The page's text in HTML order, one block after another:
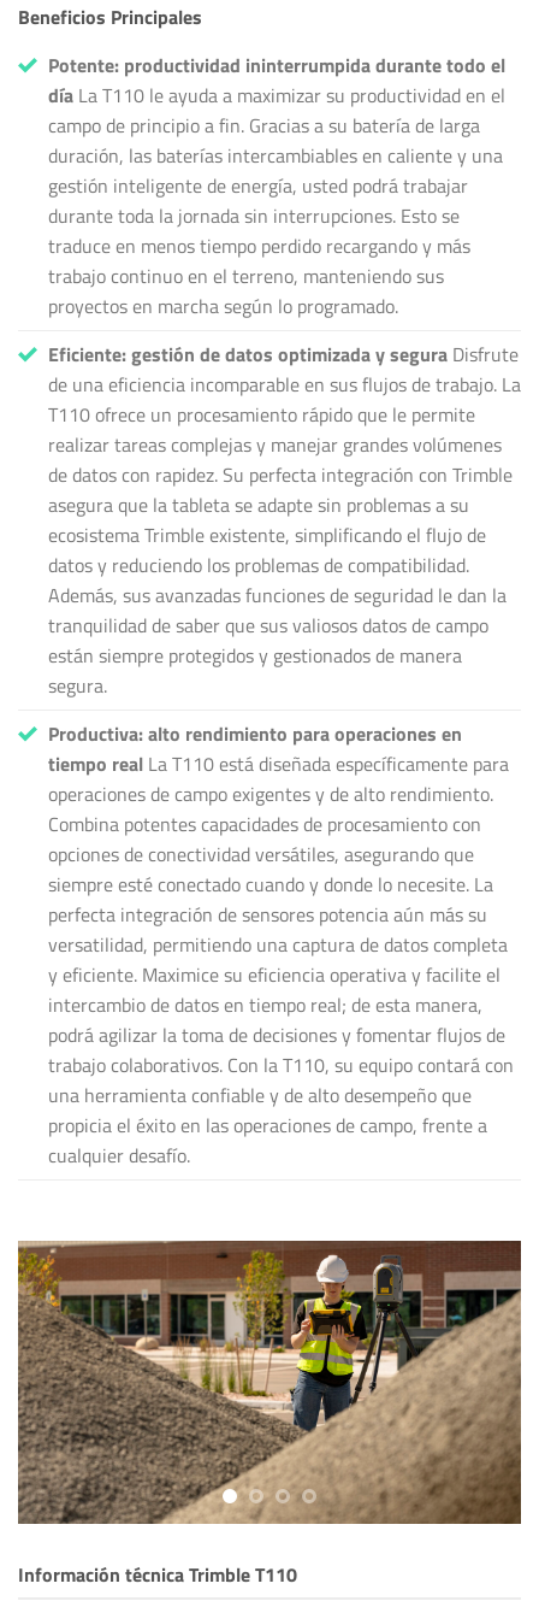
Beneficios Principales
Potente: productividad ininterrumpida durante todo el
día La T110 le ayuda a maximizar su productividad en el
campo de principio a fin. Gracias a su batería de larga
duración, las baterías intercambiables en caliente y una
gestión inteligente de energía, usted podrá trabajar
durante toda la jornada sin interrupciones. Esto se
traduce en menos tiempo perdido recargando y más
trabajo continuo en el terreno, manteniendo sus
proyectos en marcha según lo programado.
Eficiente: gestión de datos optimizada y segura Disfrute
de una eficiencia incomparable en sus flujos de trabajo. La
T110 ofrece un procesamiento rápido que le permite
realizar tareas complejas y manejar grandes volúmenes
de datos con rapidez. Su perfecta integración con Trimble
asegura que la tableta se adapte sin problemas a su
ecosistema Trimble existente, simplificando el flujo de
datos y reduciendo los problemas de compatibilidad.
Además, sus avanzadas funciones de seguridad le dan la
tranquilidad de saber que sus valiosos datos de campo
están siempre protegidos y gestionados de manera
segura.
Productiva: alto rendimiento para operaciones en
tiempo real La T110 está diseñada específicamente para
operaciones de campo exigentes y de alto rendimiento.
Combina potentes capacidades de procesamiento con
opciones de conectividad versátiles, asegurando que
siempre esté conectado cuando y donde lo necesite. La
perfecta integración de sensores potencia aún más su
versatilidad, permitiendo una captura de datos completa
y eficiente. Maximice su eficiencia operativa y facilite el
intercambio de datos en tiempo real; de esta manera,
podrá agilizar la toma de decisiones y fomentar flujos de
trabajo colaborativos. Con la T110, su equipo contará con
una herramienta confiable y de alto desempeño que
propicia el éxito en las operaciones de campo, frente a
cualquier desafío.
Información técnica Trimble T110